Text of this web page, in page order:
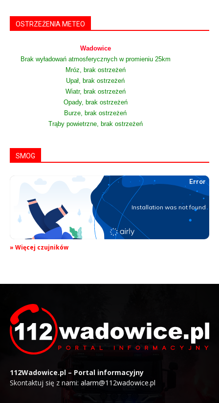
OSTRZEŻENIA METEO
Wadowice
Brak wyładowań atmosferycznych w promieniu 25km
Mróz, brak ostrzeżeń
Upał, brak ostrzeżeń
Wiatr, brak ostrzeżeń
Opady, brak ostrzeżeń
Burze, brak ostrzeżeń
Trąby powietrzne, brak ostrzeżeń
SMOG
» Więcej czujników
112Wadowice.pl – Portal informacyjny
Skontaktuj się z nami: alarm@112wadowice.pl